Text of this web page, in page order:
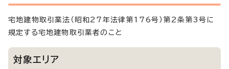
宅地建物取引業法（昭和27年法律第176号）第2条第3号に
規定する宅地建物取引業者のこと
対象エリア